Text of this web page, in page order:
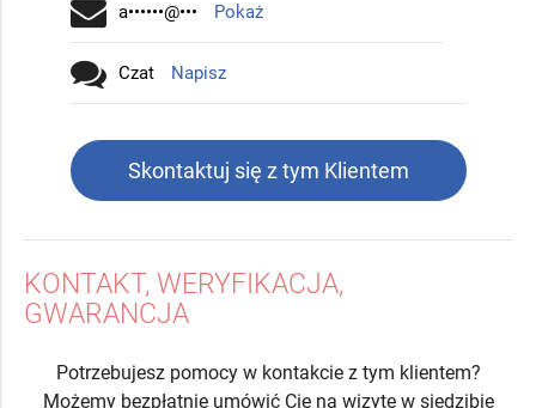
a••••••@••• Pokaż
Czat Napisz
Skontaktuj się z tym Klientem
KONTAKT, WERYFIKACJA,
GWARANCJA
Potrzebujesz pomocy w kontakcie z tym klientem?
Możemy bezpłatnie umówić Cię na wizytę w siedzibie